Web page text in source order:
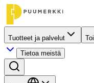
Tuotteet ja palvelut
Tietoa meistä